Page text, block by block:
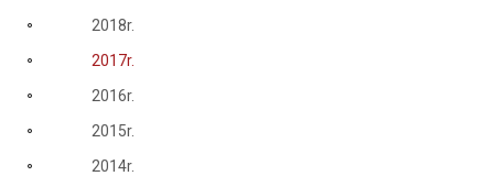
2018r.
2017r.
2016r.
2015r.
2014r.